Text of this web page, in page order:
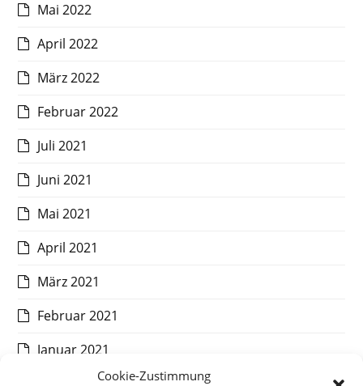
Cookie-Zustimmung
Mai 2022
April 2022
März 2022
Februar 2022
Juli 2021
Juni 2021
Mai 2021
April 2021
März 2021
Februar 2021
Januar 2021